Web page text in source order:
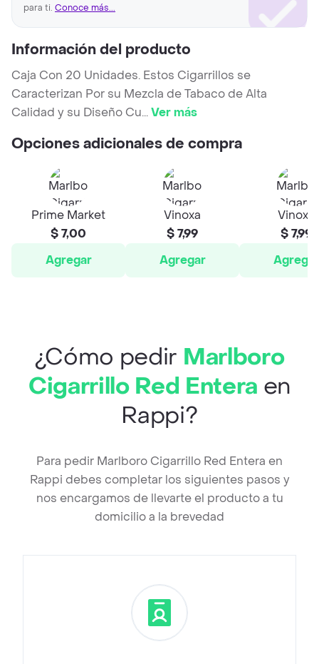
para ti. Conoce más...
Información del producto
Caja Con 20 Unidades. Estos Cigarrillos se
Caracterizan Por su Mezcla de Tabaco de Alta
Calidad y su Diseño Cu...Ver más
Opciones adicionales de compra
Prime Market
$ 7,00
Agregar
Vinoxa
$ 7,99
Agregar
Vinoxa
$ 7,99
Agregar
¿Cómo pedir Marlboro
Cigarrillo Red Entera en
Rappi?
Para pedir Marlboro Cigarrillo Red Entera en
Rappi debes completar los siguientes pasos y
nos encargamos de llevarte el producto a tu
domicilio a la brevedad